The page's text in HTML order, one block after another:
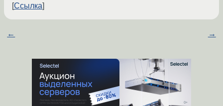
Ссылка
← →